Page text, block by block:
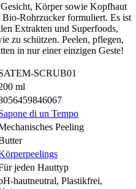
Körper sowie Kopfhaut
Rohrzucker formuliert. Es ist
Extrakten und Superfoods,
zu schützen. Peelen, pflegen,
in nur einer einzigen Geste!
SCRUB01
ml
di un Tempo
Peeling
jeden Hauttyp
hautneutral, Plastikfrei,